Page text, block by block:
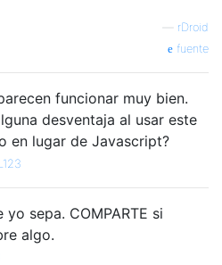
rDroid
fuente
funcionar muy bien.
desventaja al usar este
en lugar de Javascript?
yo sepa. COMPARTE si
algo.